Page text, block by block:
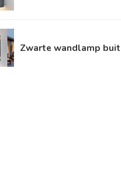
Zwarte wandlamp